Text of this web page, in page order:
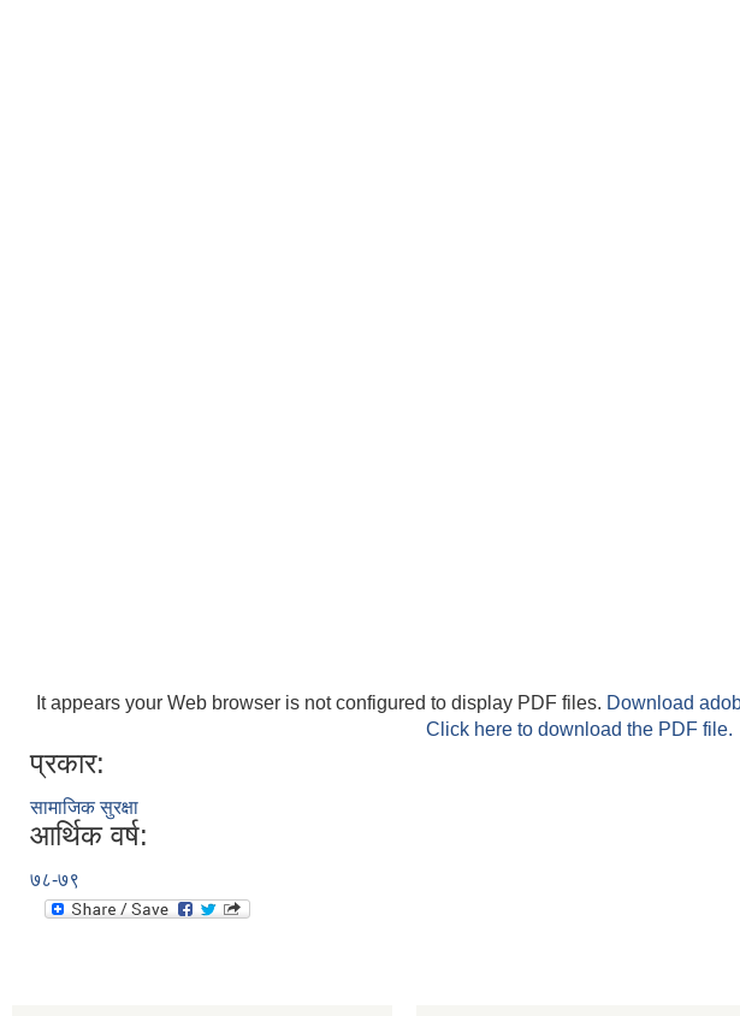
It appears your Web browser is not configured to display PDF files. Download
Click here to download the PDF file.
प्रकार:
सामाजिक सुरक्षा
आर्थिक वर्ष:
७८-७९